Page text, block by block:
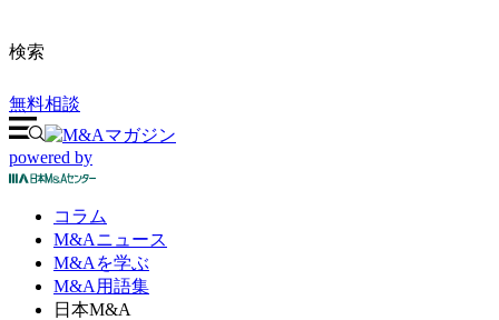
検索
無料相談
powered by
コラム
M&Aニュース
M&Aを学ぶ
M&A 用語集
日本M&A